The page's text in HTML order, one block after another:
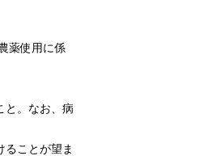
薬使用に係
と。なお、病
ることが望ま